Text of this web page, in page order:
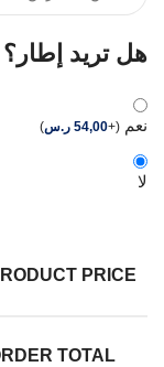
هل تريد إطار؟
نعم (
+
54,00 ر.س)
لا
PRICE:
TOTAL: